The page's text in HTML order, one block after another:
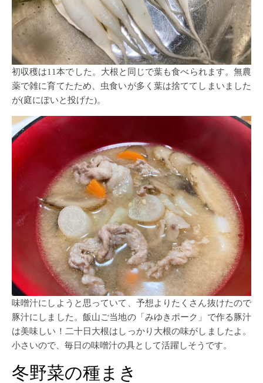
初収穫は11本でした。大根と同じで葉も食べられます。無農
薬で雑に育てたため、虫食いが多く葉は捨ててしまいました
が(庭にぽいと投げた)。
味噌汁にしようと思っていて、予想よりたくさん抜けたので
豚汁にしました。飯山ご当地の「みゆきポーク」で作る豚汁
は美味しい！二十日大根はしっかり大根の味がしましたよ。
小さいので、毎日の味噌汁の具として活躍しそうです。
冬野菜の種まき